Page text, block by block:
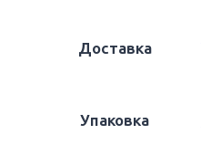
Доставка
Упаковка